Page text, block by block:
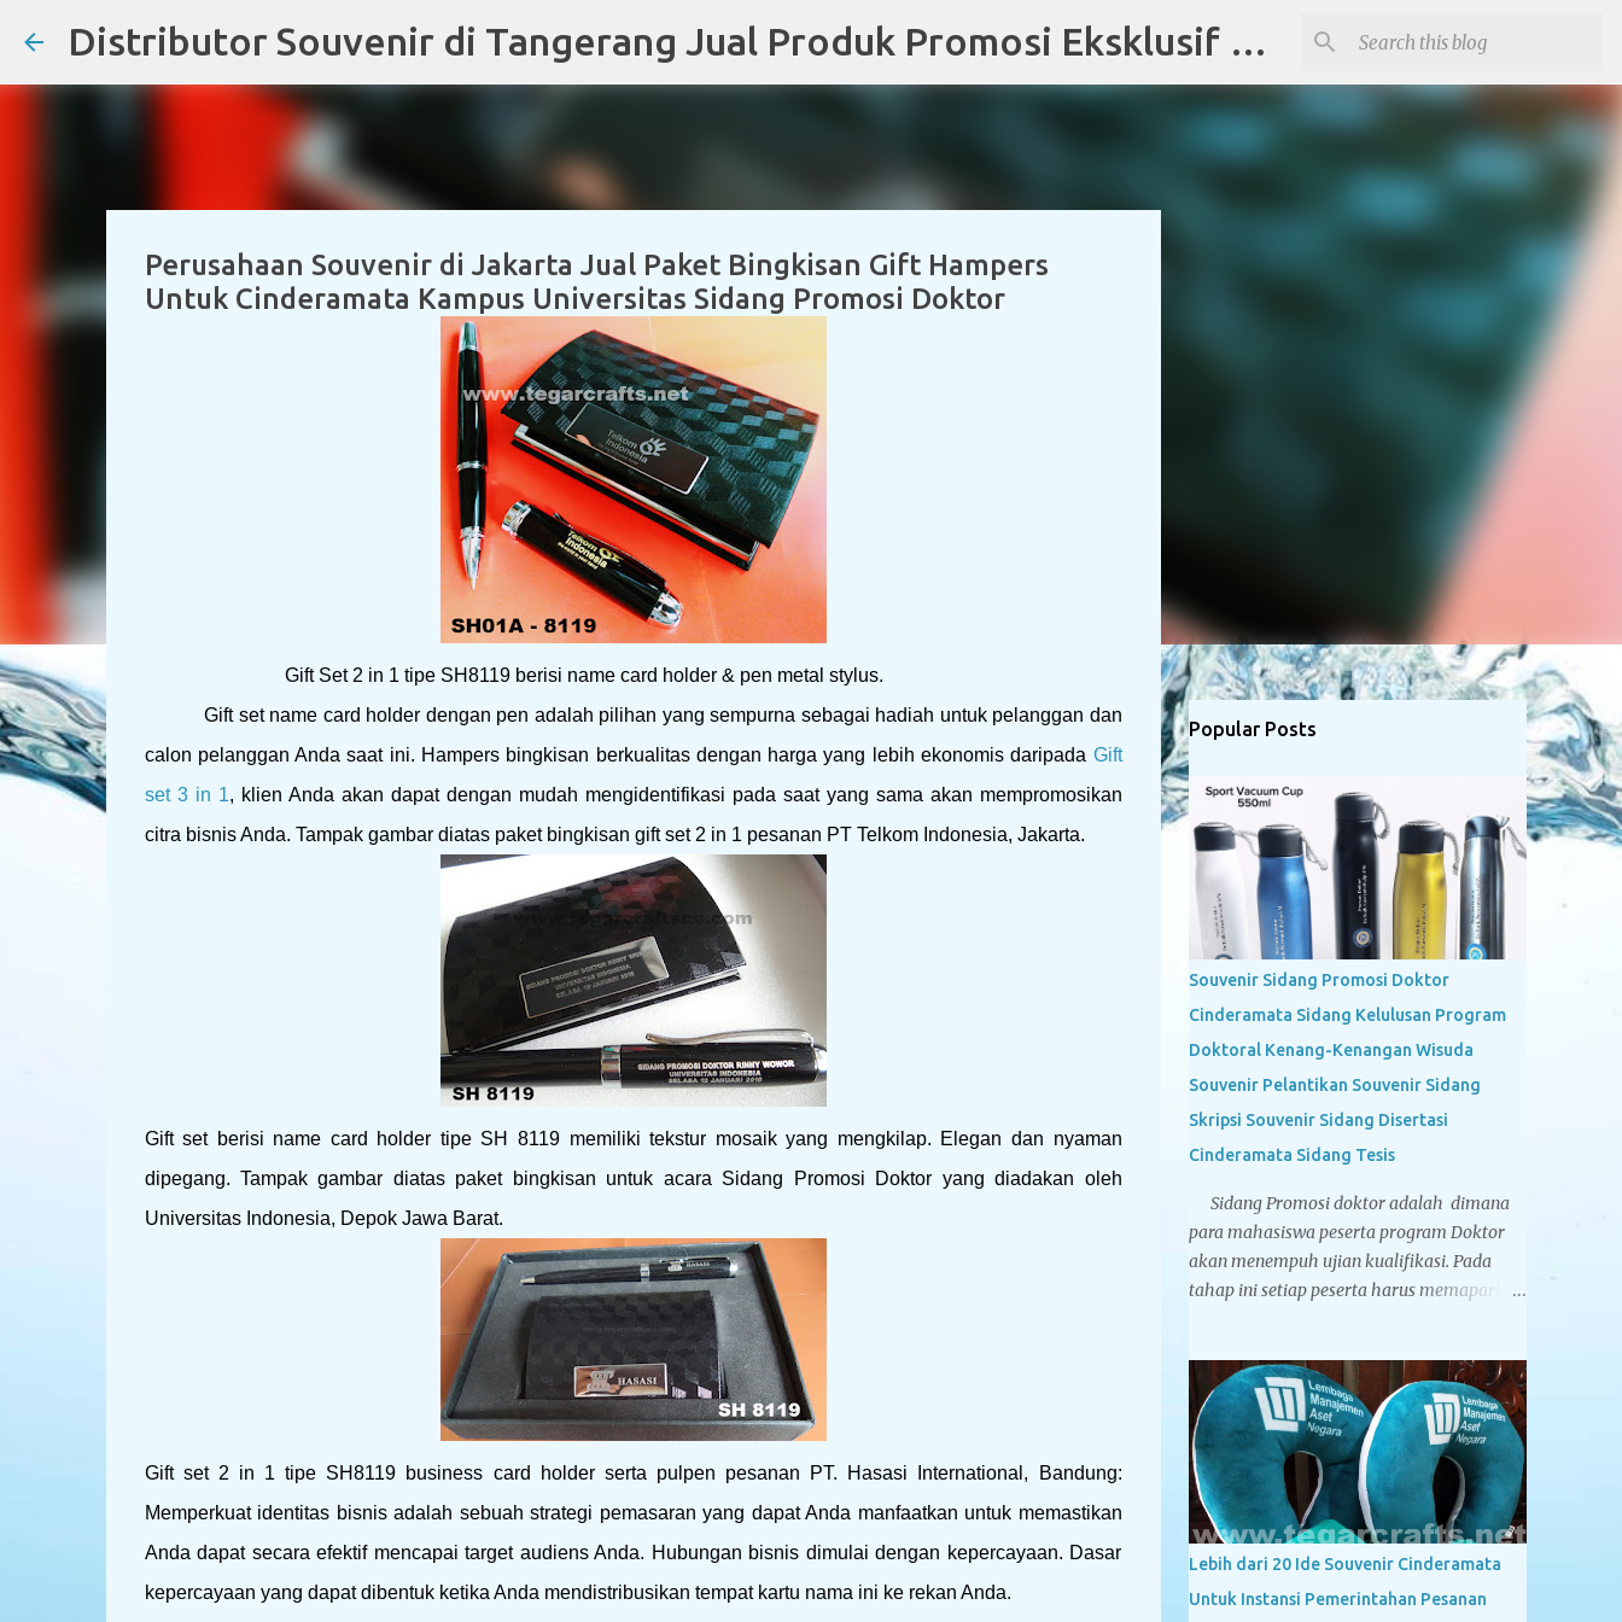
Skip to main content Distributor Souvenir di Tangerang Jual Produk Promosi Eksklusif Corporate dan Instansi Pemerintah
Perusahaan Souvenir di Jakarta Jual Paket Bingkisan Gift Hampers
Untuk Cinderamata Kampus Universitas Sidang Promosi Doktor
Gift Set 2 in 1 tipe SH8119 berisi name card holder & pen metal stylus.
Gift set name card holder dengan pen adalah pilihan yang sempurna sebagai hadiah untuk pelanggan dan
calon pelanggan Anda saat ini. Hampers bingkisan berkualitas dengan harga yang lebih ekonomis daripada Gift
set 3 in 1, klien Anda akan dapat dengan mudah mengidentifikasi pada saat yang sama akan mempromosikan
citra bisnis Anda. Tampak gambar diatas paket bingkisan gift set 2 in 1 pesanan PT Telkom Indonesia, Jakarta.
Gift set berisi name card holder tipe SH 8119 memiliki tekstur mosaik yang mengkilap. Elegan dan nyaman
dipegang. Tampak gambar diatas paket bingkisan untuk acara Sidang Promosi Doktor yang diadakan oleh
Universitas Indonesia, Depok Jawa Barat.
Gift set 2 in 1 tipe SH8119 business card holder serta pulpen pesanan PT. Hasasi International, Bandung:
Memperkuat identitas bisnis adalah sebuah strategi pemasaran yang dapat Anda manfaatkan untuk memastikan
Anda dapat secara efektif mencapai target audiens Anda. Hubungan bisnis dimulai dengan kepercayaan. Dasar
kepercayaan yang dapat dibentuk ketika Anda mendistribusikan tempat kartu nama ini ke rekan Anda.
Popular Posts
Souvenir Sidang Promosi Doktor
Cinderamata Sidang Kelulusan Program
Doktoral Kenang-Kenangan Wisuda
Souvenir Pelantikan Souvenir Sidang
Skripsi Souvenir Sidang Disertasi
Cinderamata Sidang Tesis
Sidang Promosi doktor adalah dimana
para mahasiswa peserta program Doktor
akan menempuh ujian kualifikasi. Pada
tahap ini setiap peserta harus memaparkan
hadapan Komisi Penguji Proposal Disertasi.
Jika komisi penguji menyatakan sebuah
proposal Disertasi layak untuk
ditindaklanjuti menjadi sebuah Disertasi,
maka peserta berhak menyandang titel
Kandidat Doktor. Tegarcrafts sebagai
perusahaan spesialis penyedia souvenir
perbankan juga menyediakan berbagai
Lebih dari 20 Ide Souvenir Cinderamata
Untuk Instansi Pemerintahan Pesanan